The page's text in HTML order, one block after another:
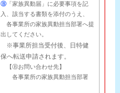
Ⓑ 「家族異動届」に必要事項を記
入、該当する書類を添付のうえ、
各事業所の家族異動担当部署へ提
出してください。
※事業所担当受付後、日特健
保へ転送申請されます。
【Ⓑお問い合わせ先】
各事業所の家族異動担当部署